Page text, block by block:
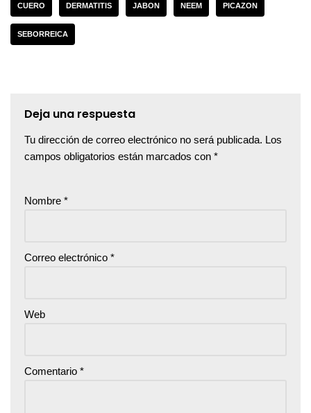
CUERO DERMATITIS JABON NEEM PICAZON
SEBORREICA
Deja una respuesta
Tu dirección de correo electrónico no será publicada. Los
campos obligatorios están marcados con *
Nombre *
Correo electrónico *
Web
Comentario *